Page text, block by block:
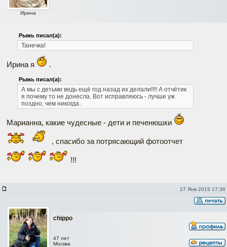
Ирина
Рыжь писал(а):
Танечка!
Ирина я .
Рыжь писал(а):
А мы с детьми ведь ещё год назад их делали!!!! А отчётик
я почему то не донесла. Вот исправляюсь - лучше уж
поздно, чем никогда..
Марианна, какие чудесные - дети и печенюшки
, спасибо за потрясающий фотоотчет
!!!
27 Янв 2015 17:36
chippo
47 лет
Москва